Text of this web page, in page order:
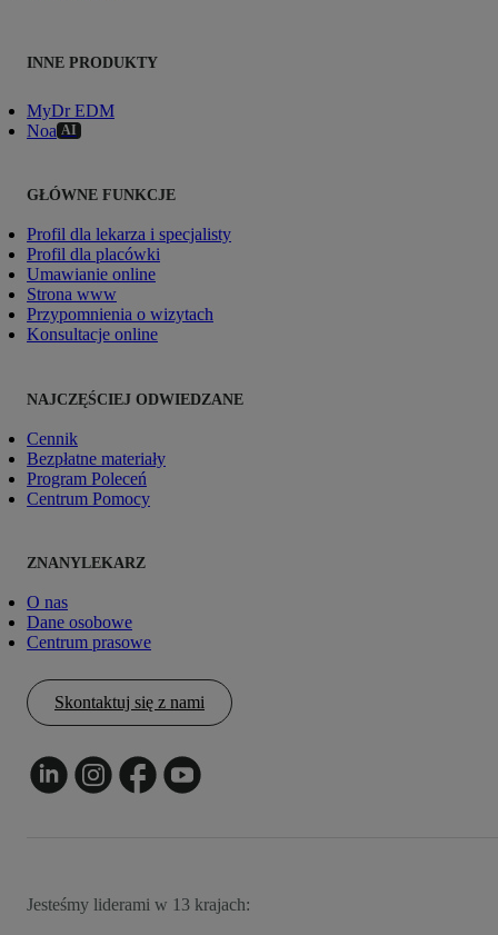
INNE PRODUKTY
MyDr EDM
Noa AI
GŁÓWNE FUNKCJE
Profil dla lekarza i specjalisty
Profil dla placówki
Umawianie online
Strona www
Przypomnienia o wizytach
Konsultacje online
NAJCZĘŚCIEJ ODWIEDZANE
Cennik
Bezpłatne materiały
Program Poleceń
Centrum Pomocy
ZNANYLEKARZ
O nas
Dane osobowe
Centrum prasowe
Skontaktuj się z nami
Jesteśmy liderami w 13 krajach: